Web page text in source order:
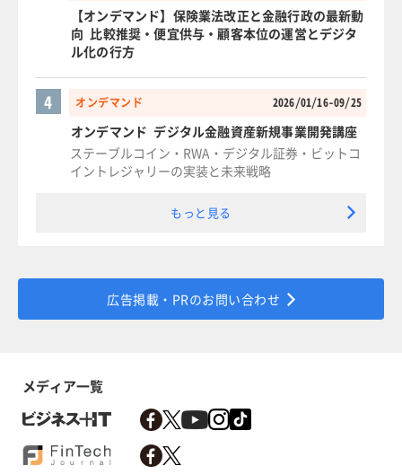
【オンデマンド】保険業法改正と金融行政の最新動
向 比較推奨・便宜供与・顧客本位の運営とデジタ
ル化の行方
オンデマンド 2026/01/16-09/25
4
オンデマンド デジタル金融資産新規事業開発講座
ステーブルコイン・RWA・デジタル証券・ビットコ
イントレジャリーの実装と未来戦略
もっと見る
広告掲載・PRのお問い合わせ
メディア一覧